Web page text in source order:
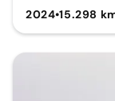
2024•15.298